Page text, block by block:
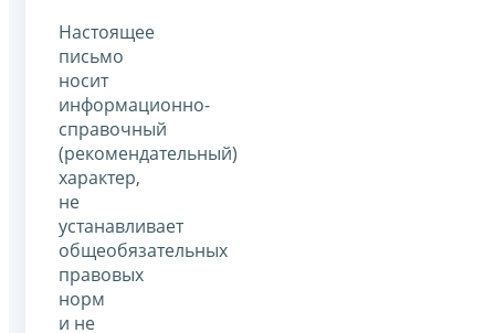
Настоящее
письмо
носит
информационно-
справочный
(рекомендательный)
характер,
не
устанавливает
общеобязательных
правовых
норм
и не